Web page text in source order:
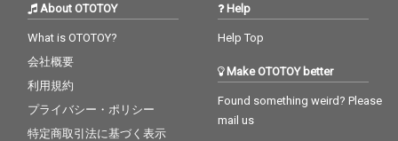
About OTOTOY
What is OTOTOY?
会社概要
利用規約
プライバシー・ポリシー
特定商取引法に基づく表示
Help
Help Top
Make OTOTOY better
Found something weird? Please
mail us